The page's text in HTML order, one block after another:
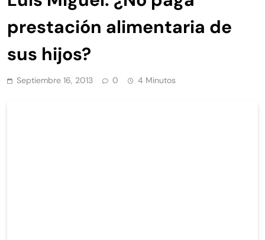
prestación alimentaria de
sus hijos?
Septiembre 16, 2013 0 4 Minutos